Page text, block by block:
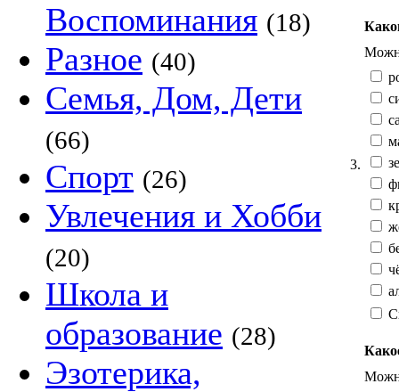
Воспоминания (18)
Разное (40)
Семья, Дом, Дети
(66)
Спорт (26)
Увлечения и Хобби
(20)
Школа и
образование (28)
Эзотерика,
3.